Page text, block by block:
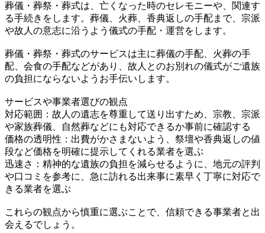
葬儀・葬祭・葬式は、亡くなった時のセレモニーや、関連す
る手続きをします。葬儀、火葬、香典返しの手配まで、宗派
や故人の意志に沿うよう儀式の手配・運営をします。
葬儀・葬祭・葬式のサービスは主に葬儀の手配、火葬の手
配、会食の手配などがあり、故人とのお別れの儀式がご遺族
の負担にならないようお手伝いします。
サービスや事業者選びの観点
対応範囲：故人の遺志を尊重して送り出すため、宗教、宗派
や家族葬儀、自然葬などにも対応できるか事前に確認する
価格の透明性：出費がかさまないよう、祭壇や香典返しの値
段など価格を明確に提示してくれる業者を選ぶ
迅速さ：精神的な遺族の負担を減らせるように、地元の評判
や口コミを参考に、急に訪れる出来事に素早く丁寧に対応で
きる業者を選ぶ
これらの観点から慎重に選ぶことで、信頼できる事業者と出
会えるでしょう。